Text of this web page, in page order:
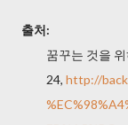
출처:
꿈꾸는 것을
24, http://